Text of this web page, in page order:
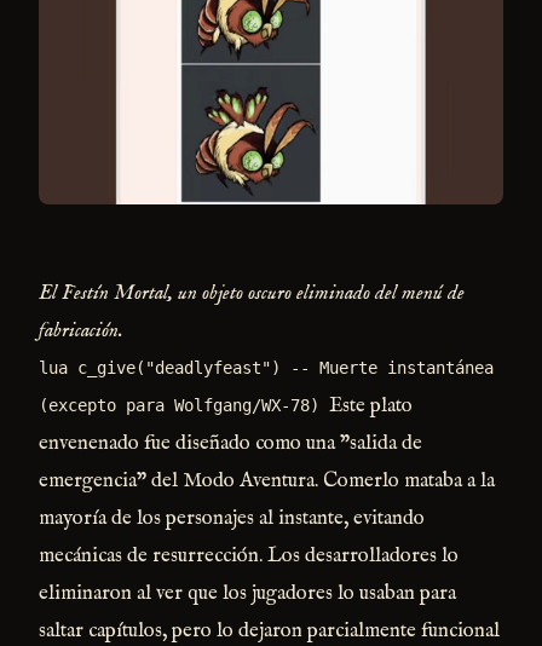
El Festín Mortal, un objeto oscuro eliminado del menú de
fabricación.
lua c_give("deadlyfeast") -- Muerte instantánea
(excepto para Wolfgang/WX-78) Este plato
envenenado fue diseñado como una "salida de
emergencia" del Modo Aventura. Comerlo mataba a la
mayoría de los personajes al instante, evitando
mecánicas de resurrección. Los desarrolladores lo
eliminaron al ver que los jugadores lo usaban para
saltar capítulos, pero lo dejaron parcialmente funcional